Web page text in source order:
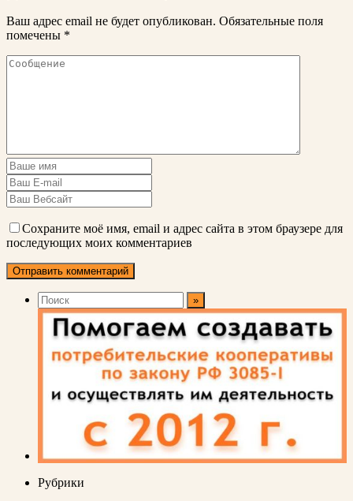
Ваш адрес email не будет опубликован. Обязательные поля
помечены *
Сохраните моё имя, email и адрес сайта в этом браузере для
последующих моих комментариев
Рубрики